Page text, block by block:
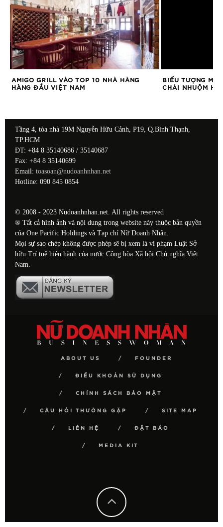
AMIGO GRILL VÀO TOP 10 NHÀ HÀNG
HÀNG ĐẦU VIỆT NAM
BIỂU TƯỢNG
CHẢI NHUỘM
Tầng 4, tòa nhà 19M Nguyễn Hữu Cảnh, P19, Q.Bình Thạnh,
TP.HCM
ĐT: +84 8 35140686 / 35140687
Fax: +84 8 35140699
Email: toasoan@nudoanhnhan.net
Hotline: 090 845 0854
© 2008 - 2023 Nudoanhnhan.net. All rights reserved
® Tất cả hình ảnh và nội dung trong website này thuộc bản quyền
của One Pacific Holdings và Tạp chí Nữ Doanh Nhân.
Mọi sự sao chép không được phép sẽ bị xem là vi phạm Luật Sở
hữu Trí tuệ hiện hành của nước Cộng hòa Xã hội Chủ nghĩa Việt
Nam.
ABOUT US FOUNDER
ĐIỀU KHOẢN SỬ DỤNG
CHÍNH SÁCH BẢO MẬT
CÂU HỎI THƯỜNG GẶP SITE MAP
LIÊN HỆ ĐẶT BÁO
MEDIA KIT